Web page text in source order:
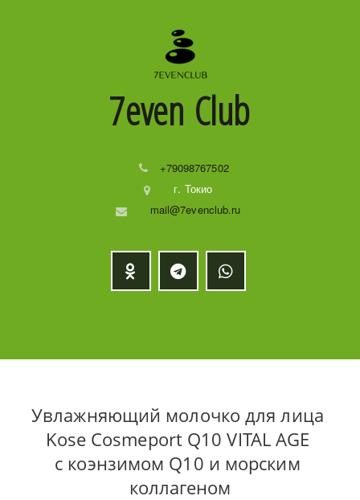
7even Club
+79098767502
г. Токио
mail@7evenclub.ru
Увлажняющий молочко для лица
Kose Cosmeport Q10 VITAL AGE
с коэнзимом Q10 и морским
коллагеном